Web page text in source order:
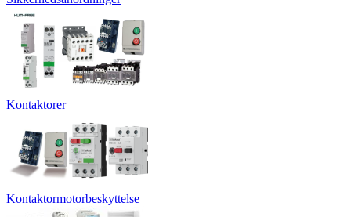
Kontaktorer
Kontaktormotorbeskyttelse